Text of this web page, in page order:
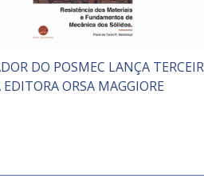
DO POSMEC LANÇA
ORSA MAGGIORE